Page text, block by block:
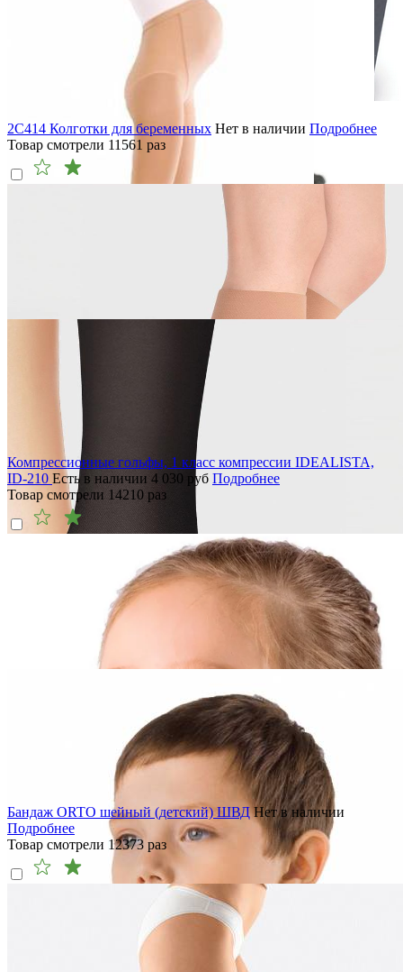
2C414 Колготки для беременных Нет в наличии Подробнее
Товар смотрели 11561 раз
Компрессионные гольфы, 1 класс компрессии IDEALISTA,
ID-210 Есть в наличии 4 030 руб Подробнее
Товар смотрели 14210 раз
Бандаж ORTO шейный (детский) ШВД Нет в наличии
Подробнее
Товар смотрели 12373 раз